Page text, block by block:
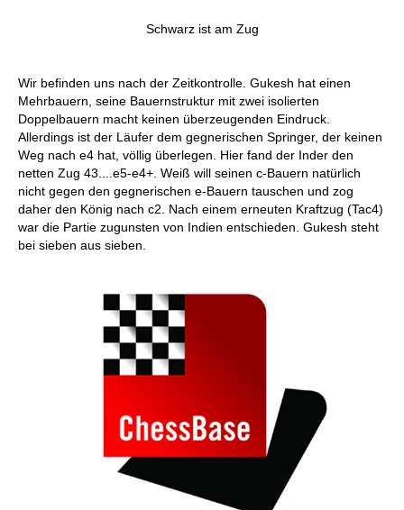
Schwarz ist am Zug
Wir befinden uns nach der Zeitkontrolle. Gukesh hat einen
Mehrbauern, seine Bauernstruktur mit zwei isolierten
Doppelbauern macht keinen überzeugenden Eindruck.
Allerdings ist der Läufer dem gegnerischen Springer, der keinen
Weg nach e4 hat, völlig überlegen. Hier fand der Inder den
netten Zug 43....e5-e4+. Weiß will seinen c-Bauern natürlich
nicht gegen den gegnerischen e-Bauern tauschen und zog
daher den König nach c2. Nach einem erneuten Kraftzug (Tac4)
war die Partie zugunsten von Indien entschieden. Gukesh steht
bei sieben aus sieben.